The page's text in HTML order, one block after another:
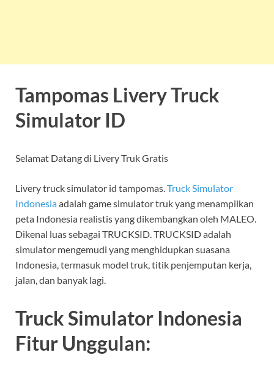
Tampomas Livery Truck
Simulator ID
Selamat Datang di Livery Truk Gratis
Livery truck simulator id tampomas.Truck Simulator
Indonesiaadalah game simulator truk yang menampilkan
peta Indonesia realistis yang dikembangkan oleh MALEO.
Dikenal luas sebagai TRUCKSID. TRUCKSID adalah
simulator mengemudi yang menghidupkan suasana
Indonesia, termasuk model truk, titik penjemputan kerja,
jalan, dan banyak lagi.
Truck Simulator Indonesia
Fitur Unggulan: